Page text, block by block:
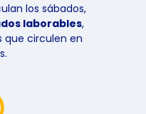
los sábados,
laborables,
que circulen en